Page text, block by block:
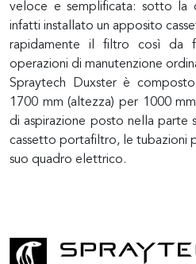
veloce e semplificata: sotto la
infatti installato un apposito
rapidamente il filtro così da
operazioni di manutenzione
Spraytech Duxster è
1700 mm (altezza) per 1000
di aspirazione posto nella parte
cassetto portafiltro, le tubazioni
suo quadro elettrico.